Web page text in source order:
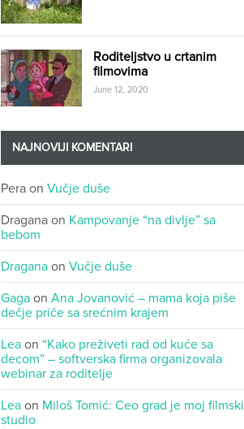
Roditeljstvo u crtanim
filmovima
June 12, 2020
NAJNOVIJI KOMENTARI
Pera on Vučje duše
Dragana on Kampovanje “na divlje” sa
bebom
Dragana on Vučje duše
Gaga on Ana Jovanović – mama koja piše
dečje priče sa srećnim krajem
Lea on “Kako preživeti rad od kuće sa
decom” – softverska firma organizovala
webinar za roditelje
Lea on Miloš Tomić: Ceo grad je moj filmski
studio